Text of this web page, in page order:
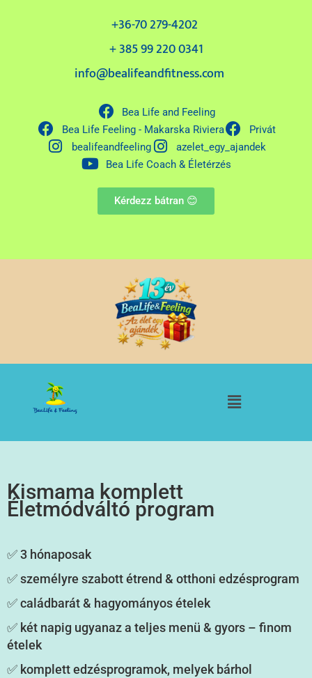
+36-70 279-4202
+ 385 99 220 0341
info@bealifeandfitness.com
Bea Life and Feeling
Bea Life Feeling - Makarska Riviera
Privát
bealifeandfeeling
azelet_egy_ajandek
Bea Life Coach & Életérzés
Kérdezz bátran 😊
Kismama komplett
Életmódváltó program
✅ 3 hónaposak
✅ személyre szabott étrend & otthoni edzésprogram
✅ caládbarát & hagyományos ételek
✅ két napig ugyanaz a teljes menü & gyors – finom
ételek
✅ komplett edzésprogramok, melyek bárhol